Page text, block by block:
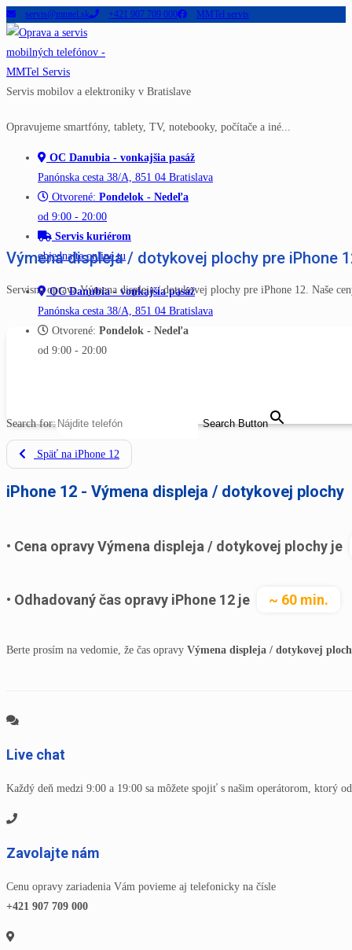
Skip
to
content
servis@mmtel.sk +421 907 709 000 MMTel servis
Servis mobilov a elektroniky v Bratislave
Opravujeme smartfóny, tablety, TV, notebooky, počítače a iné...
OC Danubia - vonkajšia pasáž
Panónska cesta 38/A, 851 04 Bratislava
Otvorené: Pondelok - Nedeľa
od 9:00 - 20:00
Servis kuriérom
objednajte online tu
OC Danubia - vonkajšia pasáž
Panónska cesta 38/A, 851 04 Bratislava
Otvorené: Pondelok - Nedeľa
od 9:00 - 20:00
Search for: Search Button
Výmena displeja / dotykovej plochy pre iPhone
Servisná oprava Výmena displeja / dotykovej plochy pre iPhone 12. Naše
Späť na iPhone 12
iPhone 12 - Výmena displeja / dotykovej plochy
Cena opravy Výmena displeja / dotykovej plochy je
Odhadovaný čas opravy iPhone 12 je ~ 60 min.
Berte prosím na vedomie, že čas opravy Výmena displeja / dotykovej
Live chat
Každý deň medzi 9:00 a 19:00 sa môžete spojiť s našim operátorom, ktorý
Zavolajte nám
Cenu opravy zariadenia Vám povieme aj telefonicky na čísle
+421 907 709 000